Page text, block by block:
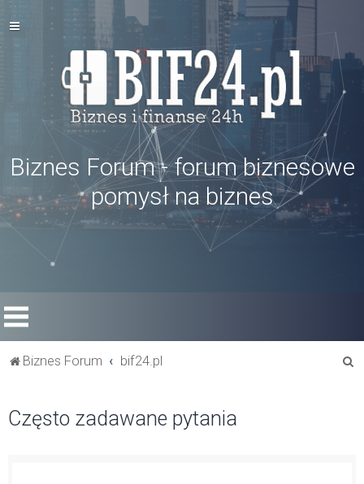
Biznes Forum - forum biznesowe
pomysł na biznes
Biznes Forum bif24.pl
Często zadawane pytania